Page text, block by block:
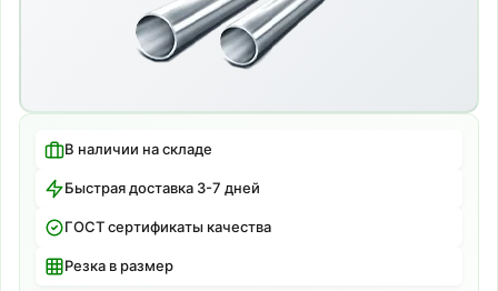
В наличии на складе
Быстрая доставка 3-7 дней
ГОСТ сертификаты качества
Резка в размер